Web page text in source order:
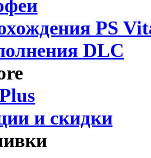
PS
DLC
и скидки